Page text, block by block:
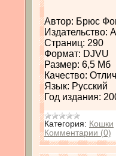
Автор: Брюс
Издательство:
Страниц: 290
Формат: DJVU
Размер: 6,5 Мб
Качество:
Язык: Русский
Год издания:
Категория: Кошки
Комментарии (0)